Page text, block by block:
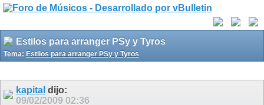
Estilos para arranger PSy y Tyros
Tema: Estilos para arranger PSy y Tyros
kapital dijo:
09/02/2009 02:36